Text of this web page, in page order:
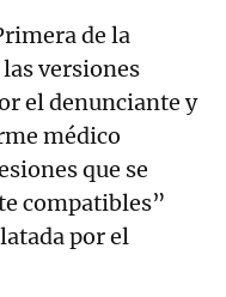
de la
versiones
el denunciante y
médico
que se
compatibles”
por el